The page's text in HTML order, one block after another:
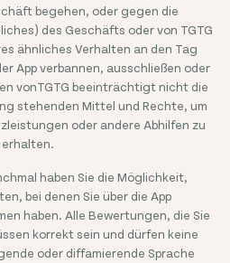
begehen, oder gegen die
des Geschäfts oder von TGTG
ähnliches Verhalten an den Tag
App verbannen, ausschließen oder
vonTGTG beeinträchtigt nicht die
stehenden Mittel und Rechte, um
oder andere Abhilfen zu
erhalten.
haben Sie die Möglichkeit,
bei denen Sie über die App
haben. Alle Bewertungen, die Sie
korrekt sein und dürfen keine
oder diffamierende Sprache